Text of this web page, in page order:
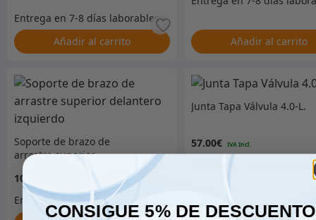
Añadir al carrito Añadir al carrito
Soporte de brazo de
arrastre superior
delantero izquierdo
101.00
Junta Tapa Válvula 4.0-L.
57.00€
CONSIGUE 5% DE DESCUENTO